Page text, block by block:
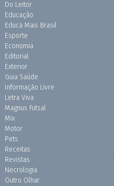
Do Leitor
Educação
Educa Mais Brasil
Esporte
Economia
Editorial
Exterior
Guia Saúde
Informação Livre
Letra Viva
Magnus Futsal
Mix
Motor
Pets
Receitas
Revistas
Necrologia
Outro Olhar